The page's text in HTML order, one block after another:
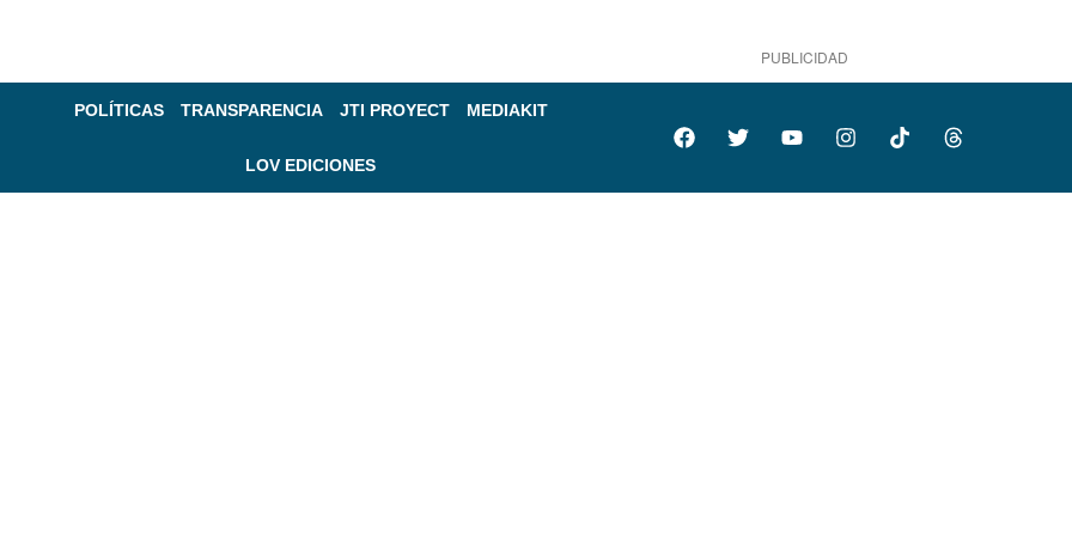
PUBLICIDAD
POLÍTICAS TRANSPARENCIA JTI PROYECT MEDIAKIT
LOV EDICIONES